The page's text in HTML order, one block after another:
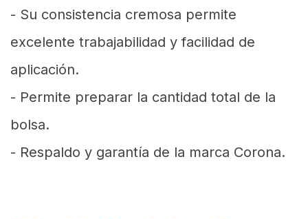
- Su consistencia cremosa permite
excelente trabajabilidad y facilidad de
aplicación.
- Permite preparar la cantidad total de la
bolsa.
- Respaldo y garantía de la marca Corona.